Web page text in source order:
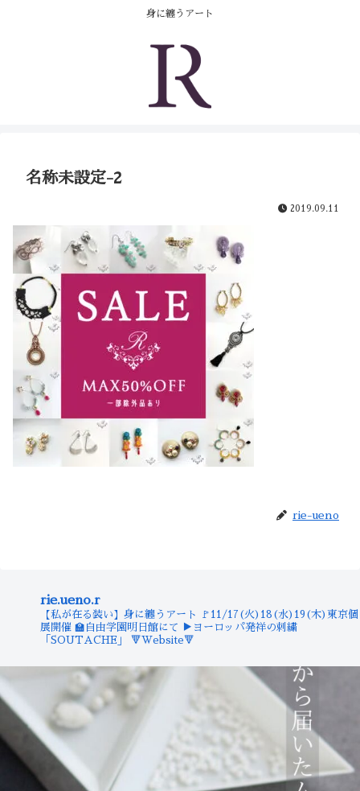
身に纏うアート
名称未設定-2
2019.09.11
rie-ueno
rie.ueno.r
【私が在る装い】身に纏うアート
🚩11/17(火)18(水)19(木)東京個
展開催 🏫自由学園明日館にて
▶︎ヨーロッパ発祥の刺繍
「SOUTACHE」
🔻Website🔻